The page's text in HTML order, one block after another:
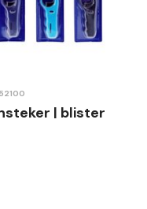
| blister